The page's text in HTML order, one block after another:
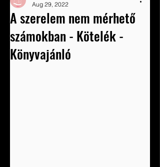
A szerelem nem mérhető
számokban - Kötelék -
Könyvajánló
Aug 29, 2022